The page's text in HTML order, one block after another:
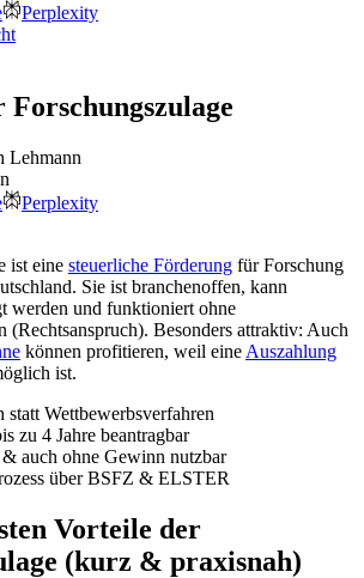
Perplexity
Lehmann
Perplexity
ist eine steuerliche Förderung für Forschung
Sie ist branchenoffen, kann
werden und funktioniert ohne
(Rechtsanspruch). Besonders attraktiv: Auch
können profitieren, weil eine Auszahlung
ist.
statt Wettbewerbsverfahren
zu 4 Jahre beantragbar
auch ohne Gewinn nutzbar
über BSFZ & ELSTER
Vorteile der
(kurz & praxisnah)